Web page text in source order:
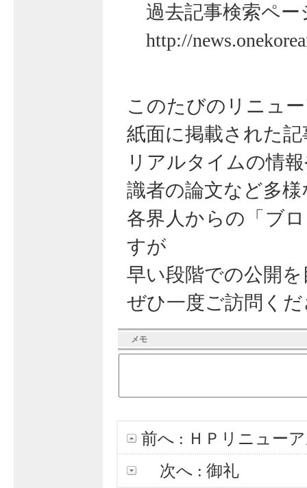
過去記事検索ペー
http://
このたびのリニュ
紙面に掲載された
リアルタイムの情
識者の論文など多
各界人からの「ブ
すが
早い段階での公開
ぜひ一度ご訪問く
メモ
前へ : ＨＰリニュー
次へ : 御礼